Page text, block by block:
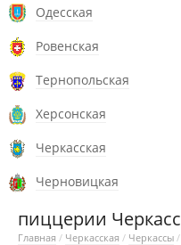
Одесская
Ровенская
Тернопольская
Херсонская
Черкасская
Черновицкая
пиццерии Черкасс
Главная / Черкасская / Черкассы /